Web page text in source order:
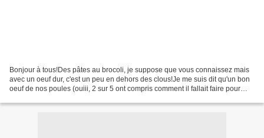
Bonjour à tous!Des pâtes au brocoli, je suppose que vous connaissez mais
avec un oeuf dur, c'est un peu en dehors des clous!Je me suis dit qu'un bon
oeuf de nos poules (ouiii, 2 sur 5 ont compris comment il fallait faire pour